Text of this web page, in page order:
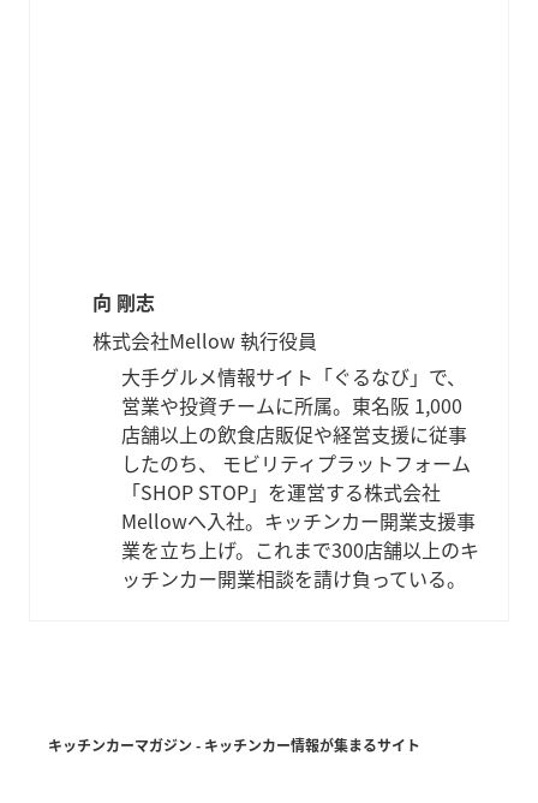
向 剛志
株式会社Mellow 執行役員
大手グルメ情報サイト「ぐるなび」で、
営業や投資チームに所属。東名阪 1,000
店舗以上の飲食店販促や経営支援に従事
したのち、 モビリティプラットフォーム
「SHOP STOP」を運営する株式会社
Mellowへ入社。キッチンカー開業支援事
業を立ち上げ。これまで300店舗以上のキ
ッチンカー開業相談を請け負っている。
キッチンカーマガジン - キッチンカー情報が集まるサイト